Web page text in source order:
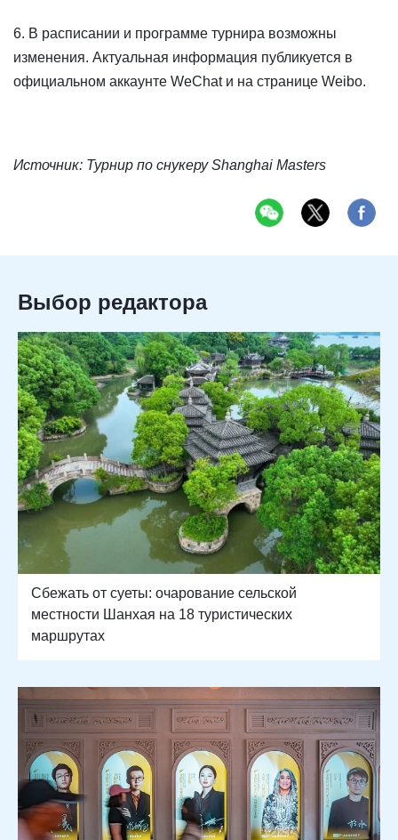
6. В расписании и программе турнира возможны
изменения. Актуальная информация публикуется в
официальном аккаунте WeChat и на странице Weibo.
Источник: Турнир по снукеру Shanghai Masters
Выбор редактора
Сбежать от суеты: очарование сельской
местности Шанхая на 18 туристических
маршрутах